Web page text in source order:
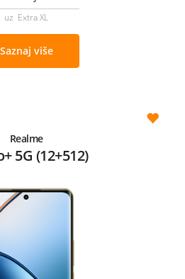
uz Extra XL
Saznaj više
Realme
5G (12+512)